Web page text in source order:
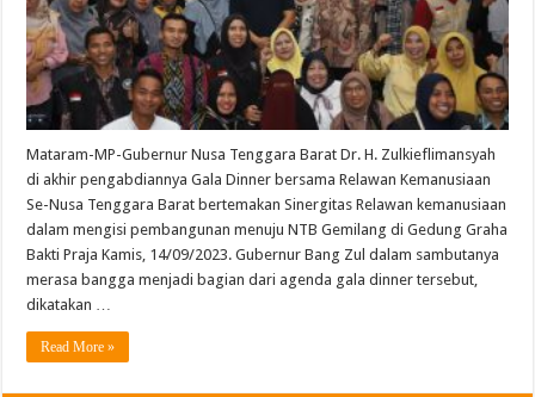
Mataram-MP-Gubernur Nusa Tenggara Barat Dr. H. Zulkieflimansyah
di akhir pengabdiannya Gala Dinner bersama Relawan Kemanusiaan
Se-Nusa Tenggara Barat bertemakan Sinergitas Relawan kemanusiaan
dalam mengisi pembangunan menuju NTB Gemilang di Gedung Graha
Bakti Praja Kamis, 14/09/2023. Gubernur Bang Zul dalam sambutanya
merasa bangga menjadi bagian dari agenda gala dinner tersebut,
dikatakan …
Read More »